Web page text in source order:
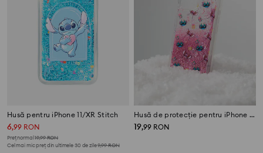
Husă pentru iPhone 11/XR Stitch
6,99 RON
Preț normal19,99RON
Cel mai mic preț din ultimele 30 de zile9,99RON
Husă de protecție pentru iPhone 13/14 Stitch
19,99 RON